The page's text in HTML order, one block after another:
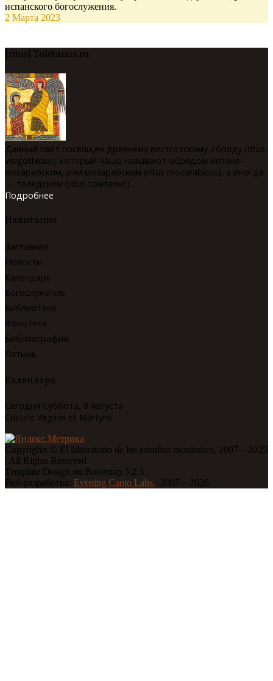
испанского богослужения.
2 Марта 2023
[ritus] Toletanus.ru
Данный сайт посвящен древнему вестготскому обряду (ritus
visigothicus), который чаще называют обрядом испано-
мосáрабским, или мозарабским (ritus mozarabicus), а иногда
— толедским (ritus toletanus)...
Подробнее
Навигация
Заглавная
Новости
Календарь
Богослужение
Библиотека
Фонотека
Библиография
Латынь
Календарь
Сегодня Суббота, 8 Августа
Cristine Virginis et Martyris
Copyrights © El laboratorio de los estudios mozárabes, 2007—2025
| All Rights Reserved
Template Design on Bootstrap 5.2.3
Веб-разработка: Evening Canto Labs., 2007—2026